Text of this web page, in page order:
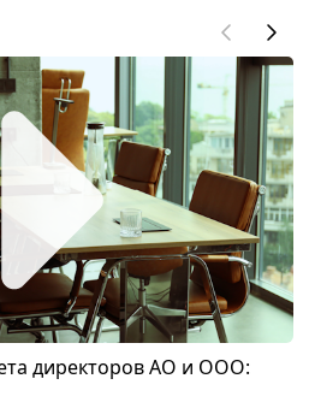
директоров АО и ООО: